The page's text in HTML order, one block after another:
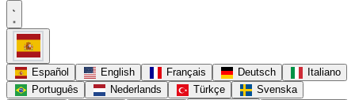
Español English Français Deutsch
Italiano
Português
Nederlands Türkçe
Svenska